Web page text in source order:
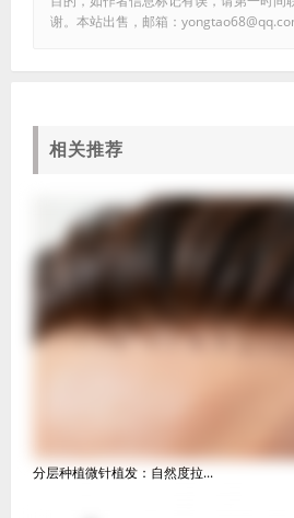
谢。本站出售，邮箱：
相关推荐
分层种植微针植发：自然度拉...